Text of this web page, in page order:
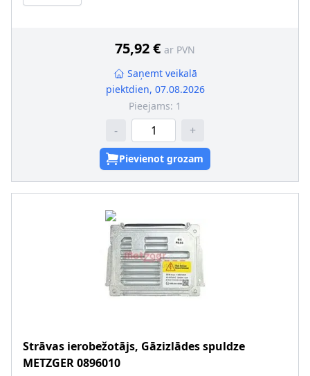
75,92 € ar PVN
Saņemt veikalā
piektdien, 07.08.2026
Pieejams: 1
- +
Pievienot grozam
Strāvas ierobežotājs, Gāzizlādes spuldze
METZGER0896010